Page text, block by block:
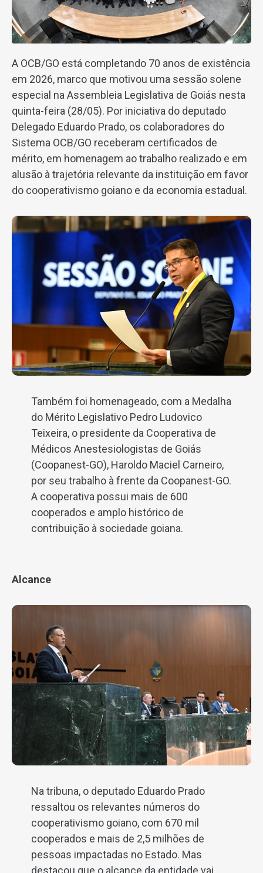
A OCB/GO está completando 70 anos de existência
em 2026, marco que motivou uma sessão solene
especial na Assembleia Legislativa de Goiás nesta
quinta-feira (28/05). Por iniciativa do deputado
Delegado Eduardo Prado, os colaboradores do
Sistema OCB/GO receberam certificados de
mérito, em homenagem ao trabalho realizado e em
alusão à trajetória relevante da instituição em favor
do cooperativismo goiano e da economia estadual.
Também foi homenageado, com a Medalha
do Mérito Legislativo Pedro Ludovico
Teixeira, o presidente da Cooperativa de
Médicos Anestesiologistas de Goiás
(Coopanest-GO), Haroldo Maciel Carneiro,
por seu trabalho à frente da Coopanest-GO.
A cooperativa possui mais de 600
cooperados e amplo histórico de
contribuição à sociedade goiana.
Alcance
Na tribuna, o deputado Eduardo Prado
ressaltou os relevantes números do
cooperativismo goiano, com 670 mil
cooperados e mais de 2,5 milhões de
pessoas impactadas no Estado. Mas
destacou que o alcance da entidade vai